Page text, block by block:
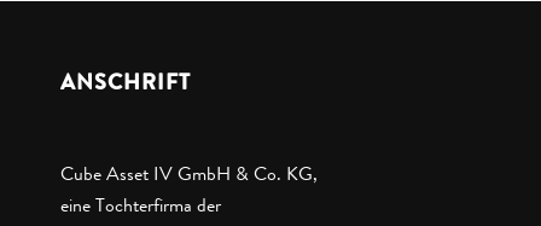
ANSCHRIFT
Cube Asset IV GmbH & Co. KG,
eine Tochterfirma der